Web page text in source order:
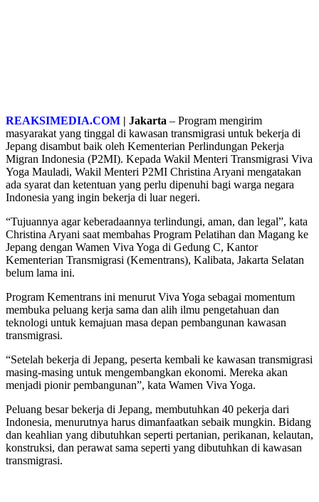
REAKSIMEDIA.COM | Jakarta – Program mengirim
masyarakat yang tinggal di kawasan transmigrasi untuk bekerja di
Jepang disambut baik oleh Kementerian Perlindungan Pekerja
Migran Indonesia (P2MI). Kepada Wakil Menteri Transmigrasi Viva
Yoga Mauladi, Wakil Menteri P2MI Christina Aryani mengatakan
ada syarat dan ketentuan yang perlu dipenuhi bagi warga negara
Indonesia yang ingin bekerja di luar negeri.
“Tujuannya agar keberadaannya terlindungi, aman, dan legal”, kata
Christina Aryani saat membahas Program Pelatihan dan Magang ke
Jepang dengan Wamen Viva Yoga di Gedung C, Kantor
Kementerian Transmigrasi (Kementrans), Kalibata, Jakarta Selatan
belum lama ini.
Program Kementrans ini menurut Viva Yoga sebagai momentum
membuka peluang kerja sama dan alih ilmu pengetahuan dan
teknologi untuk kemajuan masa depan pembangunan kawasan
transmigrasi.
“Setelah bekerja di Jepang, peserta kembali ke kawasan transmigrasi
masing-masing untuk mengembangkan ekonomi. Mereka akan
menjadi pionir pembangunan”, kata Wamen Viva Yoga.
Peluang besar bekerja di Jepang, membutuhkan 40 pekerja dari
Indonesia, menurutnya harus dimanfaatkan sebaik mungkin. Bidang
dan keahlian yang dibutuhkan seperti pertanian, perikanan, kelautan,
konstruksi, dan perawat sama seperti yang dibutuhkan di kawasan
transmigrasi.